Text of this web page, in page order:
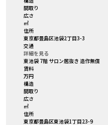
間取り
広さ
㎡
住所
東京都豊島区池袋2丁目3-3
交通
詳細を見る
東池袋 7階 サロン居抜き 造作無償
賃料
万円
構造
間取り
広さ
㎡
住所
東京都豊島区東池袋1丁目23-9